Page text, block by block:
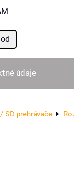
údaje
/ SD prehrávače